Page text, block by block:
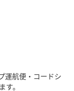
運航便・コードシ
。